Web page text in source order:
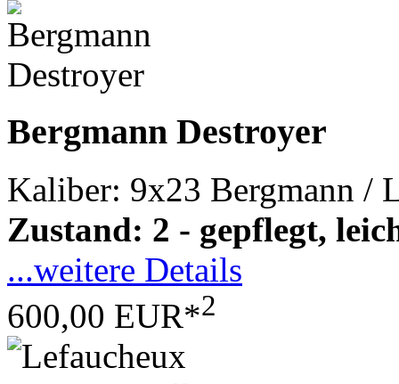
Bergmann Destroyer
Kaliber: 9x23 Bergmann /
Zustand: 2 - gepflegt,
...weitere Details
600,00 EUR*2